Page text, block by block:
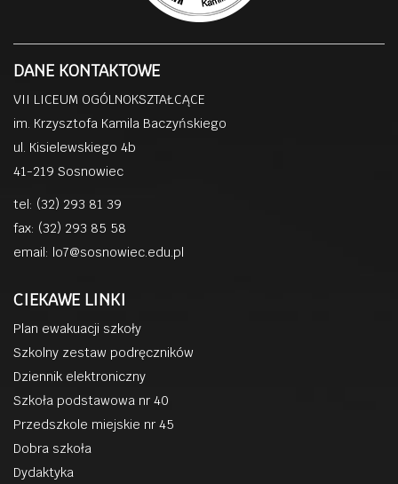
DANE KONTAKTOWE
VII LICEUM OGÓLNOKSZTAŁCĄCE
im. Krzysztofa Kamila Baczyńskiego
ul. Kisielewskiego 4b
41-219 Sosnowiec
tel: (32) 293 81 39
fax: (32) 293 85 58
email: lo7@sosnowiec.edu.pl
CIEKAWE LINKI
Plan ewakuacji szkoły
Szkolny zestaw podręczników
Dziennik elektroniczny
Szkoła podstawowa nr 40
Przedszkole miejskie nr 45
Dobra szkoła
Dydaktyka